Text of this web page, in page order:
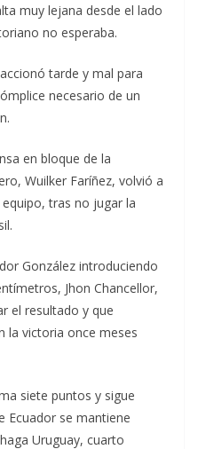
muy lejana desde el lado
no esperaba.
tarde y mal para
necesario de un
en bloque de la
Wuilker Faríñez, volvió a
tras no jugar la
González introduciendo
Jhon Chancellor,
el resultado y que
la victoria once meses
siete puntos y sigue
Ecuador se mantiene
Uruguay, cuarto